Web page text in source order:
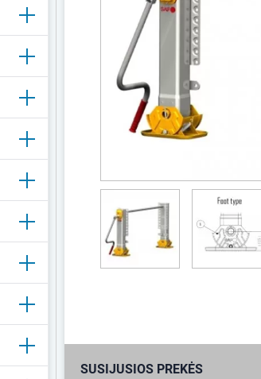
SUSIJUSIOS PREKĖS